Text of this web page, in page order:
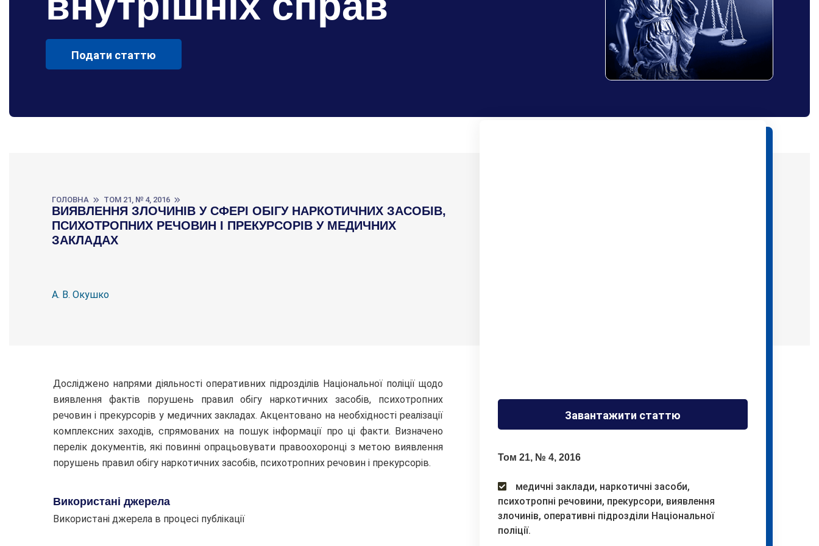
Подати статтю
ГОЛОВНА ТОМ 21, № 4, 2016
ВИЯВЛЕННЯ ЗЛОЧИНІВ У СФЕРІ ОБІГУ НАРКОТИЧНИХ ЗАСОБІВ,
ПСИХОТРОПНИХ РЕЧОВИН І ПРЕКУРСОРІВ У МЕДИЧНИХ
ЗАКЛАДАХ
А. В. Окушко
Досліджено напрями діяльності оперативних підрозділів Національної поліції щодо
виявлення фактів порушень правил обігу наркотичних засобів, психотропних
речовин і прекурсорів у медичних закладах. Акцентовано на необхідності реалізації
комплексних заходів, спрямованих на пошук інформації про ці факти. Визначено
перелік документів, які повинні опрацьовувати правоохоронці з метою виявлення
порушень правил обігу наркотичних засобів, психотропних речовин і прекурсорів.
Використані джерела
Використані джерела в процесі публікації
Завантажити статтю
Том 21, № 4, 2016
медичні заклади, наркотичні засоби,
психотропні речовини, прекурсори, виявлення
злочинів, оперативні підрозділи Національної
поліції.